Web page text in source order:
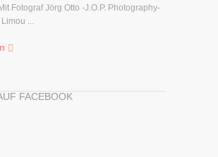
Fotograf Jörg Otto -J.O.P. Photography-
...
FACEBOOK